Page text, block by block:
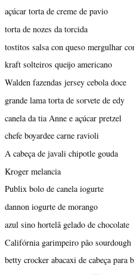
açúcar torta de creme de pavio
torta de nozes da torcida
tostitos salsa con queso mergulhar
kraft solteiros queijo americano
Walden fazendas jersey cebola doce
grande lama torta de sorvete de edy
canela da tia Anne e açúcar pretzel
chefe boyardee carne ravioli
A cabeça de javali chipotle gouda
Kroger melancia
Publix bolo de canela iogurte
dannon iogurte de morango
azul sino hortelã gelado de chocolate
Califórnia garimpeiro pão sourdough
betty crocker abacaxi de cabeça para